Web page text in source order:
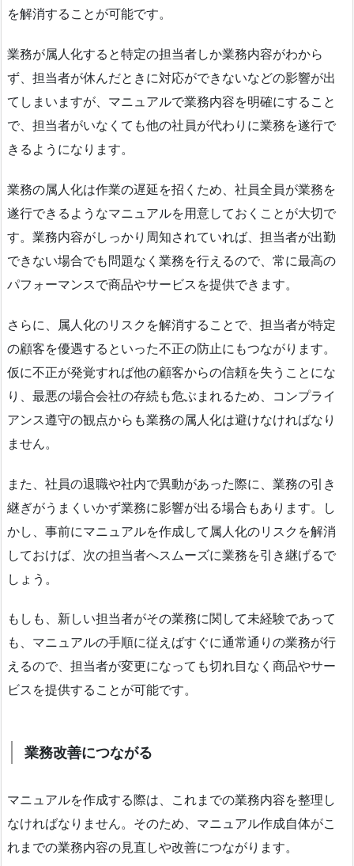
を解消することが可能です。
業務が属人化すると特定の担当者しか業務内容がわから
ず、担当者が休んだときに対応ができないなどの影響が出
てしまいますが、マニュアルで業務内容を明確にすること
で、担当者がいなくても他の社員が代わりに業務を遂行で
きるようになります。
業務の属人化は作業の遅延を招くため、社員全員が業務を
遂行できるようなマニュアルを用意しておくことが大切で
す。業務内容がしっかり周知されていれば、担当者が出勤
できない場合でも問題なく業務を行えるので、常に最高の
パフォーマンスで商品やサービスを提供できます。
さらに、属人化のリスクを解消することで、担当者が特定
の顧客を優遇するといった不正の防止にもつながります。
仮に不正が発覚すれば他の顧客からの信頼を失うことにな
り、最悪の場合会社の存続も危ぶまれるため、コンプライ
アンス遵守の観点からも業務の属人化は避けなければなり
ません。
また、社員の退職や社内で異動があった際に、業務の引き
継ぎがうまくいかず業務に影響が出る場合もあります。し
かし、事前にマニュアルを作成して属人化のリスクを解消
しておけば、次の担当者へスムーズに業務を引き継げるで
しょう。
もしも、新しい担当者がその業務に関して未経験であって
も、マニュアルの手順に従えばすぐに通常通りの業務が行
えるので、担当者が変更になっても切れ目なく商品やサー
ビスを提供することが可能です。
業務改善につながる
マニュアルを作成する際は、これまでの業務内容を整理し
なければなりません。そのため、マニュアル作成自体がこ
れまでの業務内容の見直しや改善につながります。